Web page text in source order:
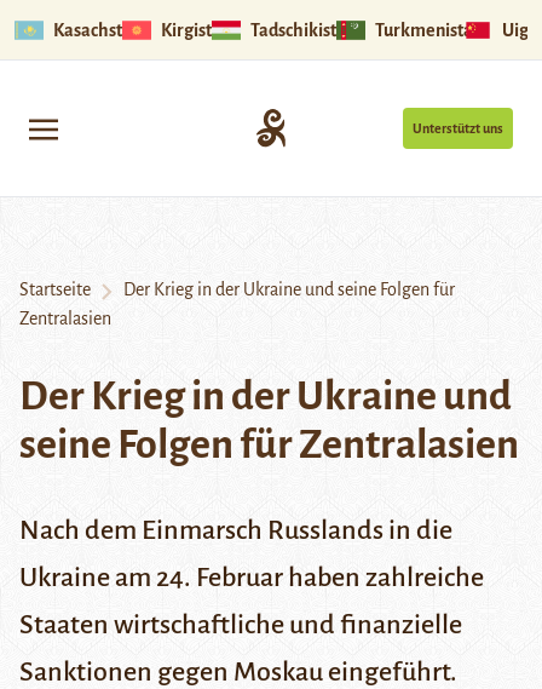
Kasachstan Kirgistan Tadschikistan Turkmenistan
Unterstützt uns
Startseite
Der Krieg in der Ukraine und seine Folgen für
Zentralasien
Der Krieg in der Ukraine und
seine Folgen für Zentralasien
Nach dem Einmarsch Russlands in die
Ukraine am 24. Februar haben zahlreiche
Staaten wirtschaftliche und finanzielle
Sanktionen gegen Moskau eingeführt.